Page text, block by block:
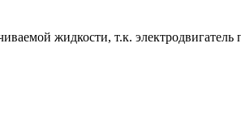
жидкости, т.к. электродвигатель